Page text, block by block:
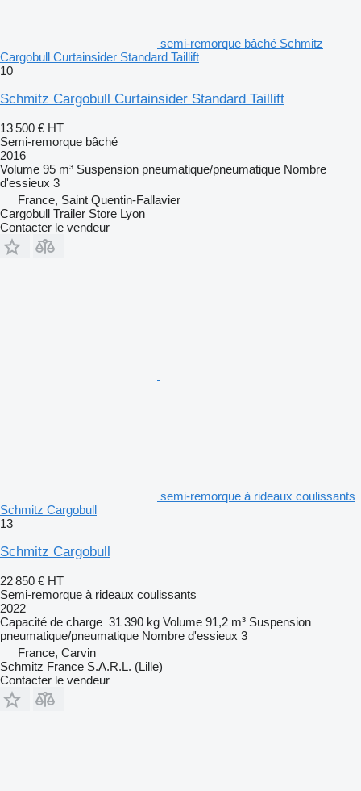
semi-remorque bâché Schmitz
Cargobull Curtainsider Standard Taillift
10
Schmitz Cargobull Curtainsider Standard Taillift
13 500 € HT
Semi-remorque bâché
2016
Volume 95 m³ Suspension pneumatique/pneumatique Nombre
d'essieux 3
France, Saint Quentin-Fallavier
Cargobull Trailer Store Lyon
Contacter le vendeur
semi-remorque à rideaux coulissants
Schmitz Cargobull
13
Schmitz Cargobull
22 850 € HT
Semi-remorque à rideaux coulissants
2022
Capacité de charge 31 390 kg Volume 91,2 m³ Suspension
pneumatique/pneumatique Nombre d'essieux 3
France, Carvin
Schmitz France S.A.R.L. (Lille)
Contacter le vendeur